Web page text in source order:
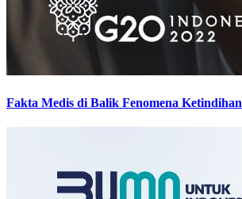
Fakta Medis di Balik Fenomena Ketindihan